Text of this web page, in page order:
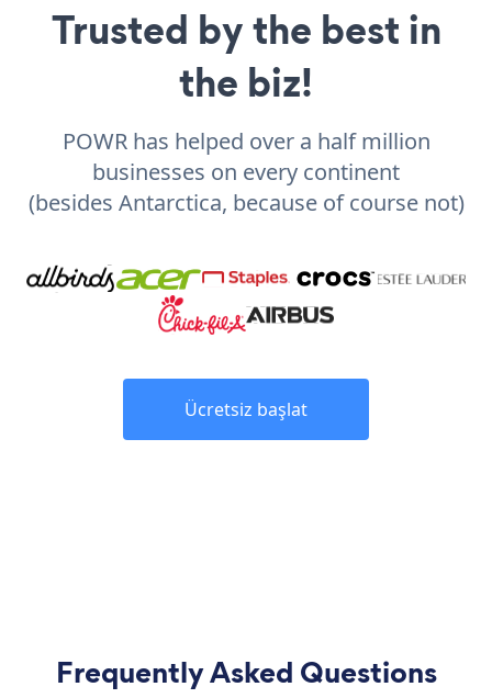
Trusted by the best in
the biz!
POWR has helped over a half million
businesses on every continent
(besides Antarctica, because of course not)
Ücretsiz başlat
Frequently Asked Questions